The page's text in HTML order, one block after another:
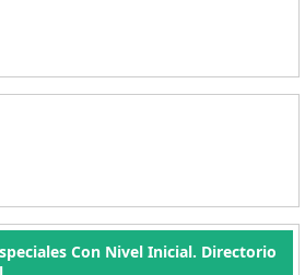
Con Nivel Inicial. Directorio